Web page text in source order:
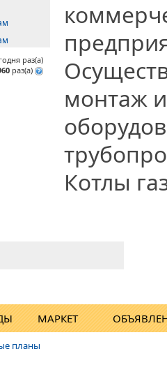
раз(a)
раз(a)
монтаж
Котлы
МАРКЕТ
планы